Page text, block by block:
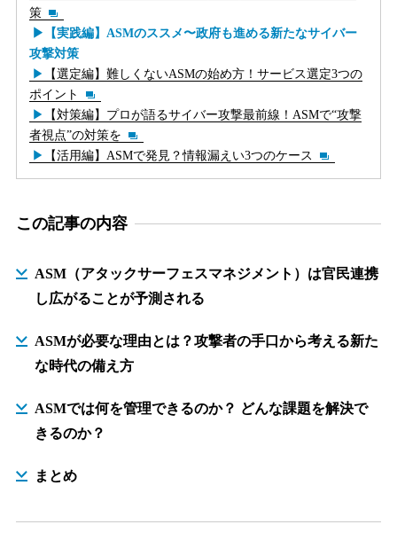
策
【実践編】ASMのススメ〜政府も進める新たなサイバー
攻撃対策
【選定編】難しくないASMの始め方！サービス選定3つの
ポイント
【対策編】プロが語るサイバー攻撃最前線！ASMで“攻撃
者視点”の対策を
【活用編】ASMで発見？情報漏えい3つのケース
この記事の内容
ASM（アタックサーフェスマネジメント）は官民連携
し広がることが予測される
ASMが必要な理由とは？攻撃者の手口から考える新た
な時代の備え方
ASMでは何を管理できるのか？ どんな課題を解決で
きるのか？
まとめ